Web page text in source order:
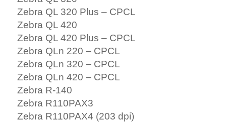
Zebra QL 320 Plus – CPCL
Zebra QL 420
Zebra QL 420 Plus – CPCL
Zebra QLn 220 – CPCL
Zebra QLn 320 – CPCL
Zebra QLn 420 – CPCL
Zebra R-140
Zebra R110PAX3
Zebra R110PAX4 (203 dpi)